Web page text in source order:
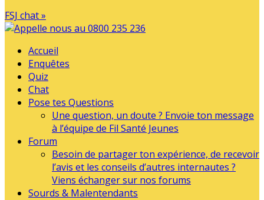
FSJ chat »
Accueil
Enquêtes
Quiz
Chat
Pose tes Questions
Une question, un doute ? Envoie ton message
à l’équipe de Fil Santé Jeunes
Forum
Besoin de partager ton expérience, de recevoir
l’avis et les conseils d’autres internautes ?
Viens échanger sur nos forums
Sourds & Malentendants